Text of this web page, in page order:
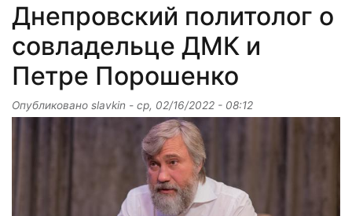
Днепровский политолог о
совладельце ДМК и
Петре Порошенко
Опубликовано slavkin - ср, 02/16/2022 - 08:12